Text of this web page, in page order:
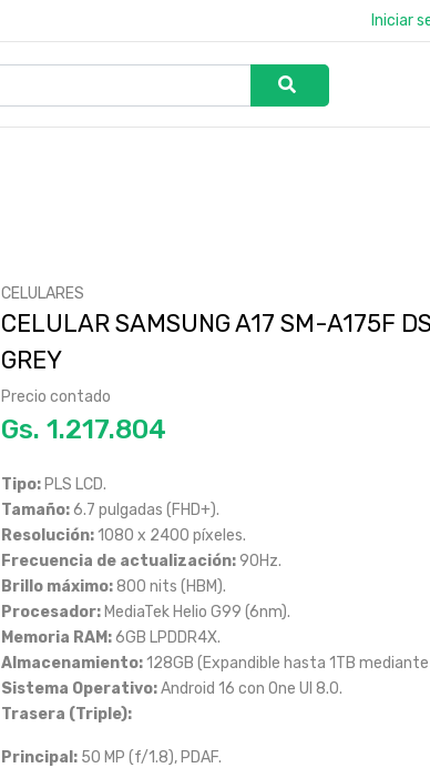
Iniciar
CELULARES
CELULAR SAMSUNG A17 SM-A175F
GREY
Precio contado
Gs.
Tipo: PLS LCD.
Tamaño:6.7 pulgadas (FHD+).
Resolución:1080 x 2400 píxeles.
Frecuencia de actualización:90Hz.
Brillo máximo:800 nits (HBM).
Procesador: MediaTek Helio G99 (6nm).
Memoria RAM:6GB LPDDR4X.
Almacenamiento:128GB (Expandible hasta 1TB mediante
Sistema Operativo:Android 16 con One UI 8.0.
Trasera (Triple):
Principal: 50 MP (f/1.8), PDAF.